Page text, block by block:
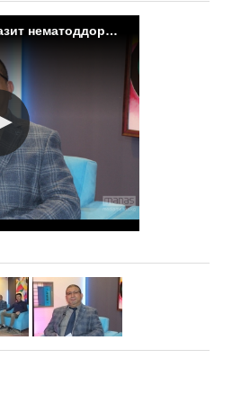
Өсүмдүктөрдүн паразит нематоддору жана зыяндуулугу